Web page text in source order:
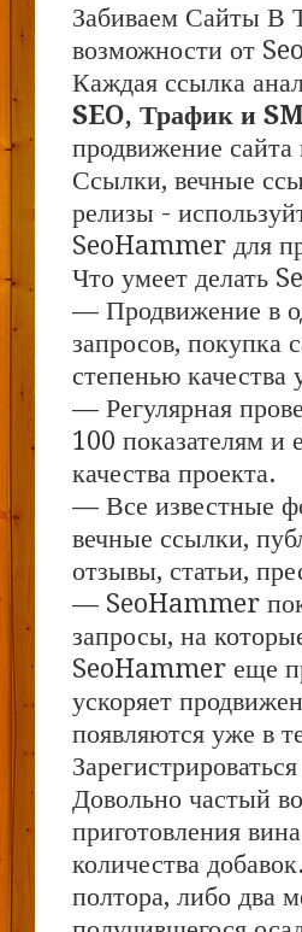
Забиваем Сайты
возможности от
Каждая ссылка
SEO, Трафик и
продвижение
Ссылки, вечные
релизы -
SeoHammer для
Что умеет делать
— Продвижение в
запросов, покупка
степенью
— Регулярная
100 показателям и
качества проекта.
— Все известные
вечные ссылки,
отзывы, статьи,
— SeoHammer
запросы, на
SeoHammer еще
ускоряет
появляются уже в
Довольно частый
приготовления
количества
полтора, либо два